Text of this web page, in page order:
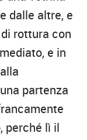
dalle altre, e
rottura con
e in
partenza
perché lì il